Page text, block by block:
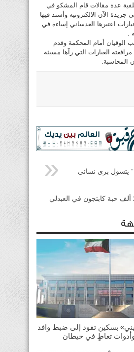
عدة مقالات قام المشكو في
جريدة الآن الالكترونيه وأسند فيها
اعتبرها العدساني إساءة في
.
الوقيان أمام المحكمة وقدم
العبارات التي رآها مسيئة
يتسول بزي نسائي
بسكين تقود إلى ضبط وافد
تعاطٍ في خيطان